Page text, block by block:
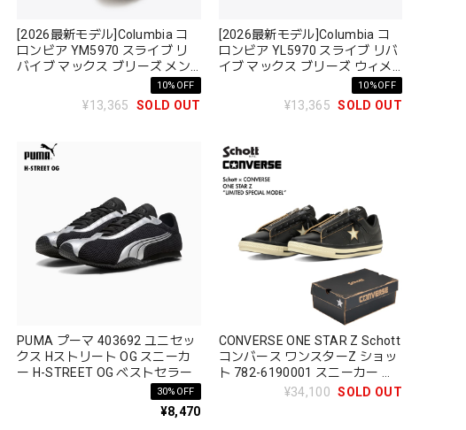
[2026最新モデル]Columbia コ
ロンビア YM5970 スライブ リ
バイブ マックス ブリーズ メン
ズ THRIVE REVIVE MAX 10%OFF
¥13,365 SOLD OUT
[2026最新モデル]Columbia コ
ロンビア YL5970 スライブ リバ
イブ マックス ブリーズ ウィメ
ンズ THRIVE REVIVE MAX10%OFF
¥13,365 SOLD OUT
PUMA プーマ 403692 ユニセッ
クス Hストリート OG スニーカ
ー H-STREET OG ベストセラー
30%OFF
¥8,470
CONVERSE ONE STAR Z Schott
コンバース ワンスターZ ショッ
ト 782-6190001 スニーカー ロ
ーカット コラボ 限定 スペシャ
¥34,100 SOLD OUT